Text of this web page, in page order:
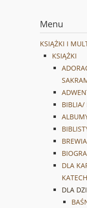
Menu
KSIĄŻKI I
KSIĄŻKI
BIBLIA/
DLA
DLA